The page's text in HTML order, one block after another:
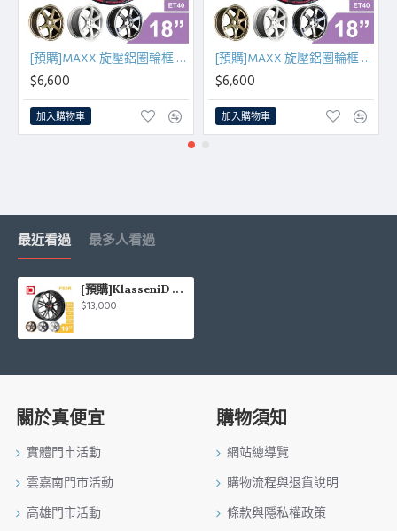
[預購]MAXX 旋壓鋁圈輪框 M837 18吋 5孔114.3/8.5J/ET40(黑/銅/銀/灰)
$6,600
加入購物車
[預購]MAXX 旋壓鋁圈輪框 M837 18吋 5孔108/8.5J/ET40(黑/銅/銀/灰)
$6,600
加入購物車
最近看過 最多人看過
[預購]KlasseniD 旋壓鋁圈輪框 F53R 19吋 5孔114.3/120/9.5J/ET40(黑/古銅/灰/銀)
$13,000
關於真便宜
實體門市活動
雲嘉南門市活動
高雄門市活動
購物須知
網站總導覽
購物流程與退貨說明
條款與隱私權政策